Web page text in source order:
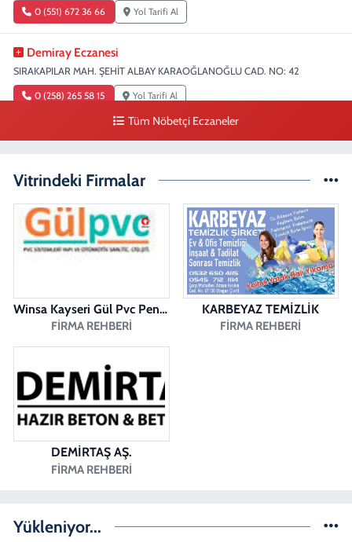
0 (551) 672 36 66 Yol Tarifi Al
Demiray Eczanesi
SIRAKAPILAR MAH. ŞEHİT ALBAY KARAOĞLANOĞLU CAD. NO: 42
0 (258) 265 58 15 Yol Tarifi Al
0 (258) 263 51 95 Yol Tarifi Al
Sena Kelleci Eczanesi
MERKEZEFENDİ MAH. 29 EKİM BULV. CAD. NO:23 B
Tüm Nöbetçi Eczaneler
Vitrindeki Firmalar
Winsa Kayseri Gül Pvc Pencere Kayseri Winsa
FIRMA REHBERI
KARBEYAZ TEMİZLİK
FIRMA REHBERI
DEMİRTAŞ AŞ.
FIRMA REHBERI
Yükleniyor...